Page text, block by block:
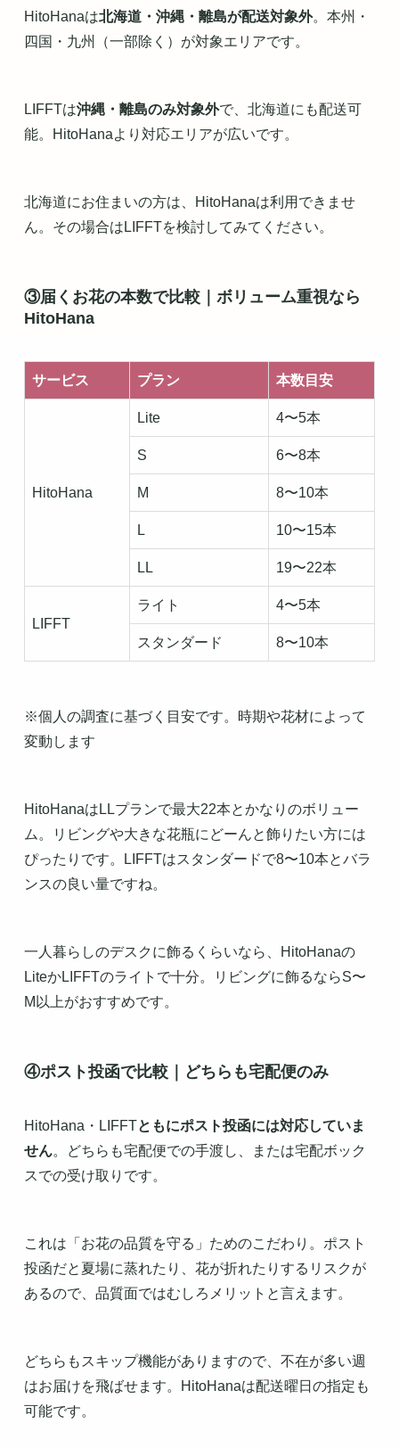
HitoHanaは北海道・沖縄・離島が配送対象外。本州・
四国・九州（一部除く）が対象エリアです。
LIFFTは沖縄・離島のみ対象外で、北海道にも配送可
能。HitoHanaより対応エリアが広いです。
北海道にお住まいの方は、HitoHanaは利用できませ
ん。その場合はLIFFTを検討してみてください。
③届くお花の本数で比較｜ボリューム重視なら
HitoHana
サービス プラン 本数目安
HitoHana
Lite 4〜5本
S 6〜8本
M 8〜10本
L 10〜15本
LL 19〜22本
LIFFT
ライト 4〜5本
スタンダード 8〜10本
※個人の調査に基づく目安です。時期や花材によって
変動します
HitoHanaはLLプランで最大22本とかなりのボリュー
ム。リビングや大きな花瓶にどーんと飾りたい方には
ぴったりです。LIFFTはスタンダードで8〜10本とバラ
ンスの良い量ですね。
一人暮らしのデスクに飾るくらいなら、HitoHanaの
LiteかLIFFTのライトで十分。リビングに飾るならS〜
M以上がおすすめです。
④ポスト投函で比較｜どちらも宅配便のみ
HitoHana・LIFFTともにポスト投函には対応していま
せん。どちらも宅配便での手渡し、または宅配ボック
スでの受け取りです。
これは「お花の品質を守る」ためのこだわり。ポスト
投函だと夏場に蒸れたり、花が折れたりするリスクが
あるので、品質面ではむしろメリットと言えます。
どちらもスキップ機能がありますので、不在が多い週
はお届けを飛ばせます。HitoHanaは配送曜日の指定も
可能です。